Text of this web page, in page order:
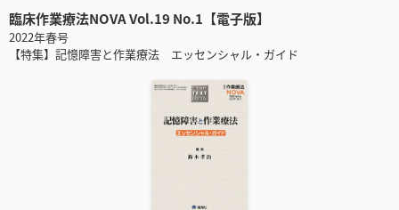
臨床作業療法NOVA Vol.19 No.1【電子版】
2022年春号
【特集】記憶障害と作業療法 エッセンシャル・ガイド